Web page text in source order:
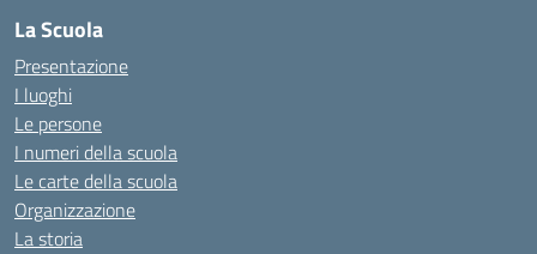
La Scuola
Presentazione
I luoghi
Le persone
I numeri della scuola
Le carte della scuola
Organizzazione
La storia